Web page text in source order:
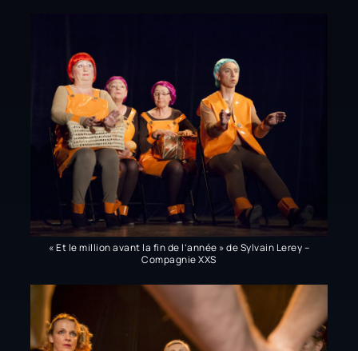
« Et le million avant la fin de l’année » de Sylvain Lerey –
Compagnie XXS